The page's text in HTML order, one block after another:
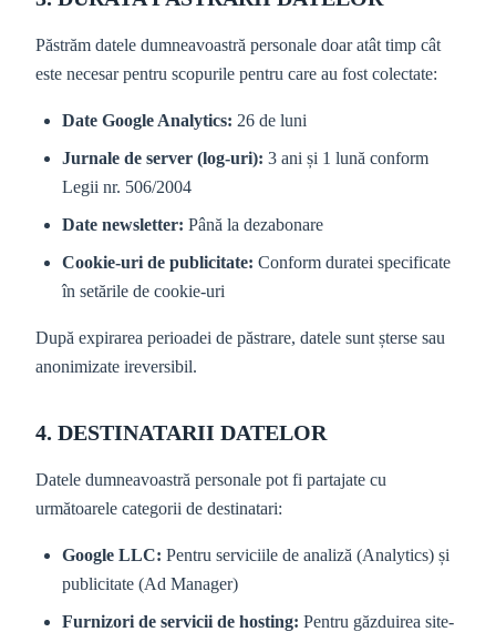
Păstrăm datele dumneavoastră personale doar atât timp cât
este necesar pentru scopurile pentru care au fost colectate:
Date Google Analytics: 26 de luni
Jurnale de server (log-uri): 3 ani și 1 lună conform
Legii nr. 506/2004
Date newsletter: Până la dezabonare
Cookie-uri de publicitate: Conform duratei specificate
în setările de cookie-uri
După expirarea perioadei de păstrare, datele sunt șterse sau
anonimizate ireversibil.
4. DESTINATARII DATELOR
Datele dumneavoastră personale pot fi partajate cu
următoarele categorii de destinatari:
Google LLC: Pentru serviciile de analiză (Analytics) și
publicitate (Ad Manager)
Furnizori de servicii de hosting: Pentru găzduirea site-